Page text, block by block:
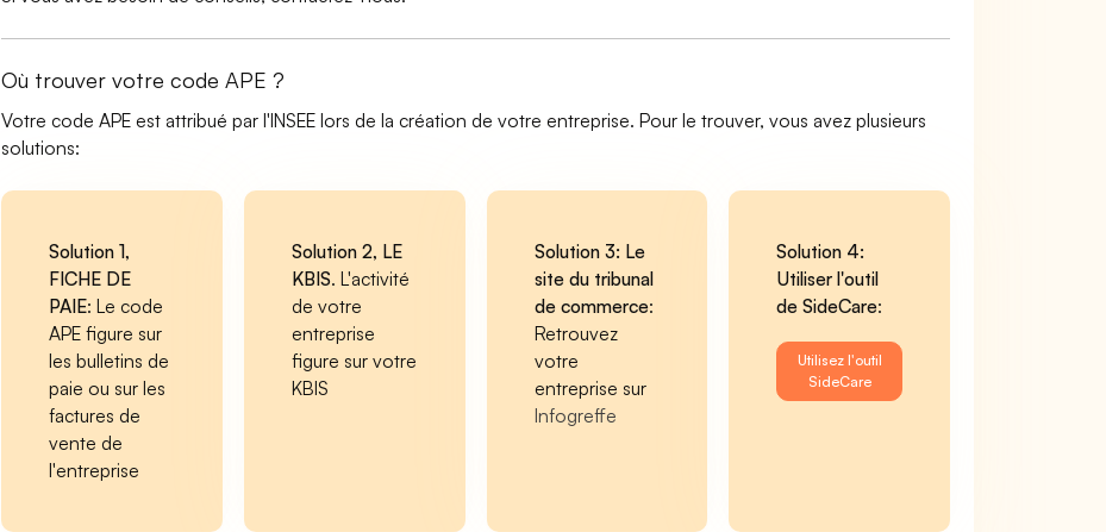
Où trouver votre code APE ?
Votre code APE est attribué par l'INSEE lors de la création de votre entreprise. Pour le trouver, vous avez plusieurs
solutions:
Solution 1,
FICHE DE
PAIE: Le code
APE figure sur
les bulletins de
paie ou sur les
factures de
vente de
l'entreprise
Solution 2, LE
KBIS. L'activité
de votre
entreprise
figure sur votre
KBIS
Solution 3: Le
site du tribunal
de commerce:
Retrouvez
votre
entreprise sur
Infogreffe
Solution 4:
Utiliser l'outil
de SideCare:
Utilisez l'outil
SideCare